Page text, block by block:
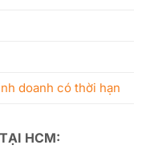
doanh có thời hạn
HCM: